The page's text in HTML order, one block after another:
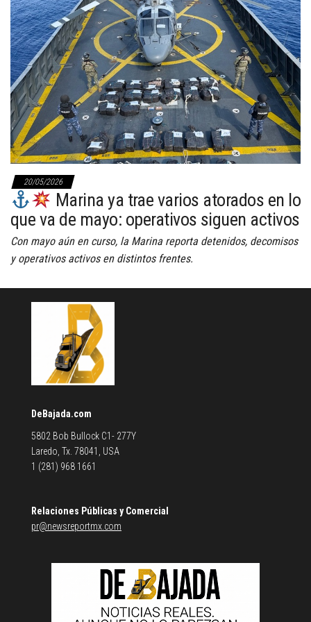
20/05/2026
Marina ya trae varios atorados en lo
que va de mayo: operativos siguen activos
Con mayo aún en curso, la Marina reporta detenidos, decomisos
y operativos activos en distintos frentes.
DeBajada.com
5802 Bob Bullock C1- 277Y
Laredo, Tx. 78041, USA
1 (281) 968 1661
Relaciones Públicas y Comercial
pr@newsreportmx.com